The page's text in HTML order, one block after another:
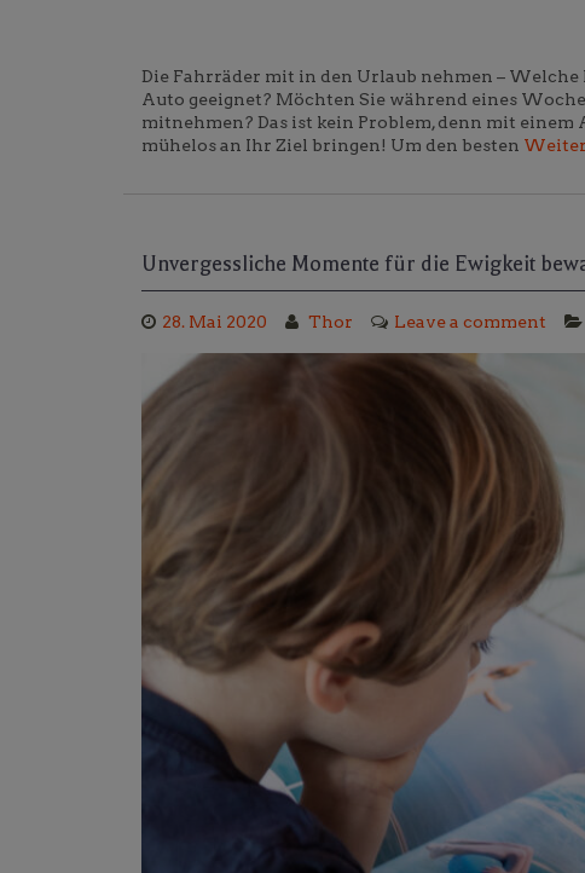
Die Fahrräder mit in den Urlaub nehmen –
Auto geeignet? Möchten Sie während eines
mitnehmen? Das ist kein Problem, denn mit
mühelos an Ihr Ziel bringen! Um den besten
Unvergessliche Momente für die Ewigkeit
28. Mai 2020 Thor Leave a comment